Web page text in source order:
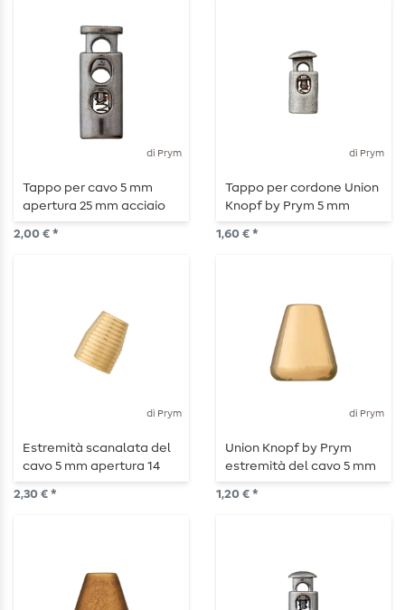
di Prym
Tappo per cavo 5 mm
apertura 25 mm acciaio
lucido
2,00 € *
di Prym
Tappo per cordone Union
Knopf by Prym 5 mm
apertura 20 mm argento
1,60 € *
di Prym
Estremità scanalata del
cavo 5 mm apertura 14
mm oro
2,30 € *
di Prym
Union Knopf by Prym
estremità del cavo 5 mm
apertura 15 mm oro
1,20 € *